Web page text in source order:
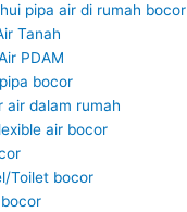
pipa air di rumah bocor
Tanah
PDAM
bocor
air dalam rumah
air bocor
Toilet bocor